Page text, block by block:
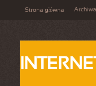
Strona główna